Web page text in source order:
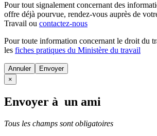
Pour tout signalement concernant des
offre déjà pourvue, rendez-vous auprès de
Travail ou contactez-nous
Pour toute information concernant le droit du
les fiches pratiques du Ministère du travail
Annuler
×
Envoyer à un ami
Tous les champs sont obligatoires